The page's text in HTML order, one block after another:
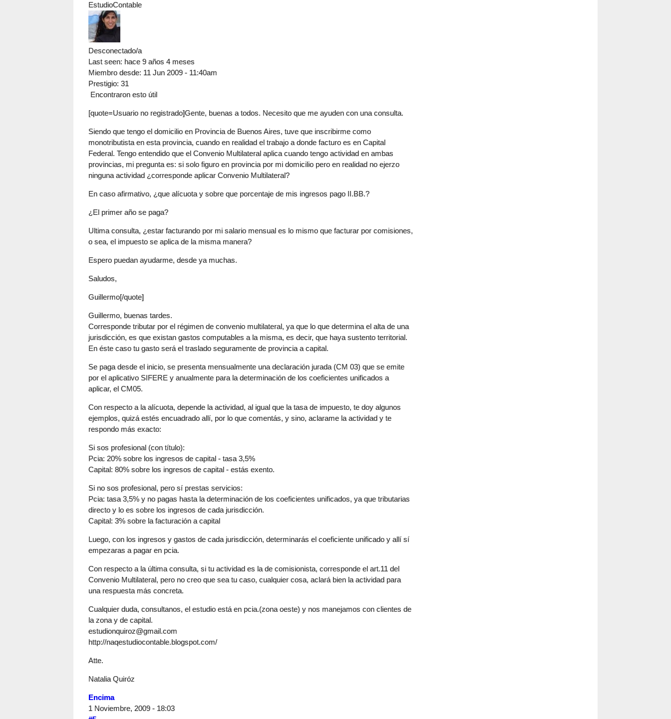
EstudioContable
Desconectado/a
Last seen: hace 9 años 4 meses
Miembro desde: 11 Jun 2009 - 11:40am
Prestigio: 31
Encontraron esto útil
[quote=Usuario no registrado]Gente, buenas a todos. Necesito que me ayuden con una consulta.
Siendo que tengo el domicilio en Provincia de Buenos Aires, tuve que inscribirme como
monotributista en esta provincia, cuando en realidad el trabajo a donde facturo es en Capital
Federal. Tengo entendido que el Convenio Multilateral aplica cuando tengo actividad en ambas
provincias, mi pregunta es: si solo figuro en provincia por mi domicilio pero en realidad no ejerzo
ninguna actividad ¿corresponde aplicar Convenio Multilateral?
En caso afirmativo, ¿que alícuota y sobre que porcentaje de mis ingresos pago II.BB.?
¿El primer año se paga?
Ultima consulta, ¿estar facturando por mi salario mensual es lo mismo que facturar por comisiones,
o sea, el impuesto se aplica de la misma manera?
Espero puedan ayudarme, desde ya muchas.
Saludos,
Guillermo[/quote]
Guillermo, buenas tardes.
Corresponde tributar por el régimen de convenio multilateral, ya que lo que determina el alta de una
jurisdicción, es que existan gastos computables a la misma, es decir, que haya sustento territorial.
En éste caso tu gasto será el traslado seguramente de provincia a capital.
Se paga desde el inicio, se presenta mensualmente una declaración jurada (CM 03) que se emite
por el aplicativo SIFERE y anualmente para la determinación de los coeficientes unificados a
aplicar, el CM05.
Con respecto a la alícuota, depende la actividad, al igual que la tasa de impuesto, te doy algunos
ejemplos, quizá estés encuadrado allí, por lo que comentás, y sino, aclarame la actividad y te
respondo más exacto:
Si sos profesional (con título):
Pcia: 20% sobre los ingresos de capital - tasa 3,5%
Capital: 80% sobre los ingresos de capital - estás exento.
Si no sos profesional, pero sí prestas servicios:
Pcia: tasa 3,5% y no pagas hasta la determinación de los coeficientes unificados, ya que tributarias
directo y lo es sobre los ingresos de cada jurisdicción.
Capital: 3% sobre la facturación a capital
Luego, con los ingresos y gastos de cada jurisdicción, determinarás el coeficiente unificado y allí sí
empezaras a pagar en pcia.
Con respecto a la última consulta, si tu actividad es la de comisionista, corresponde el art.11 del
Convenio Multilateral, pero no creo que sea tu caso, cualquier cosa, aclará bien la actividad para
una respuesta más concreta.
Cualquier duda, consultanos, el estudio está en pcia.(zona oeste) y nos manejamos con clientes de
la zona y de capital.
estudionquiroz@gmail.com
http://naqestudiocontable.blogspot.com/
Atte.
Natalia Quiróz
Encima
1 Noviembre, 2009 - 18:03